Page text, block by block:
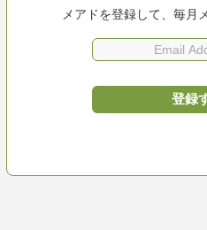
メアドを登録して、毎月